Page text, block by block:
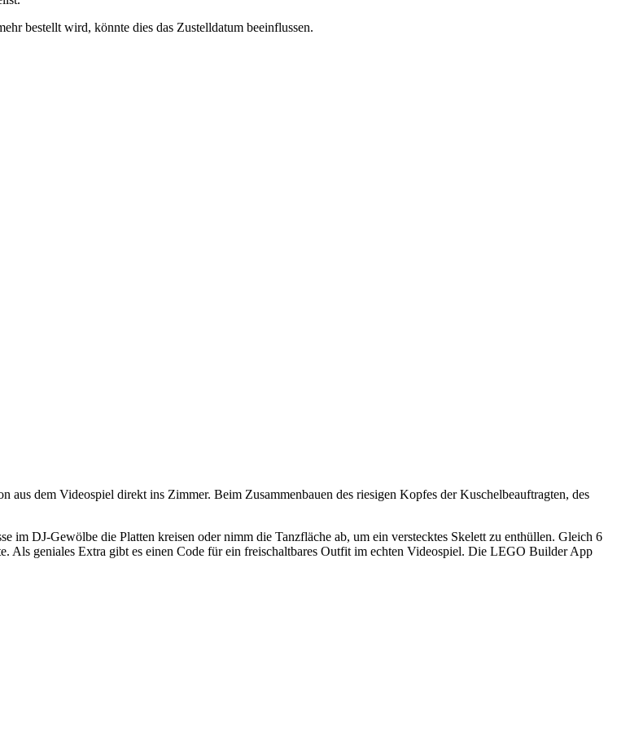
bestellt wird, könnte dies das Zustelldatum beeinflussen.
dem Videospiel direkt ins Zimmer. Beim Zusammenbauen des riesigen Kopfes der Kuschelbeauftragten, des
im DJ-Gewölbe die Platten kreisen oder nimm die Tanzfläche ab, um ein verstecktes Skelett zu enthüllen. Gleich 6
geniales Extra gibt es einen Code für ein freischaltbares Outfit im echten Videospiel. Die LEGO Builder App